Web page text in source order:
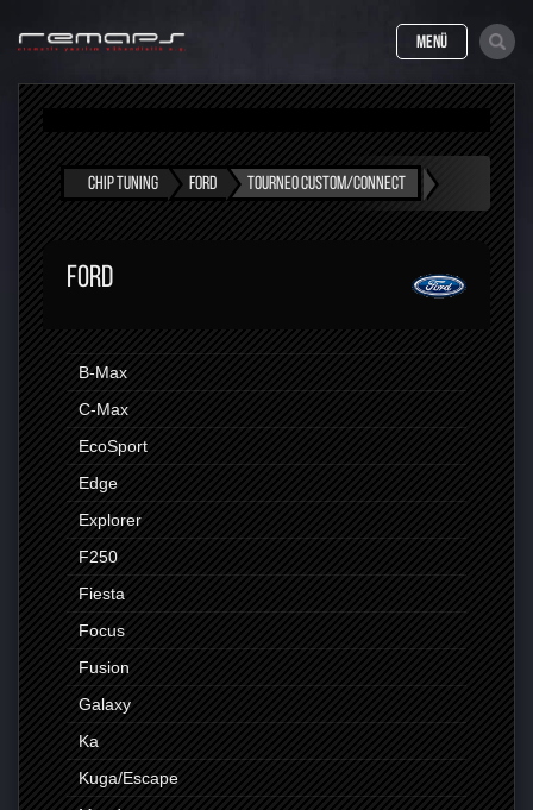
MENÜ
CHIP TUNING FORD TOURNEO CUSTOM/CONNECT
FORD
B-Max
C-Max
EcoSport
Edge
Explorer
F250
Fiesta
Focus
Fusion
Galaxy
Ka
Kuga/Escape